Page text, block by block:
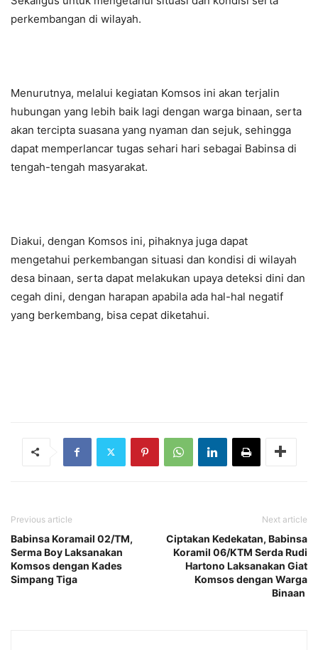
perkembangan di wilayah.
Menurutnya, melalui kegiatan Komsos ini akan terjalin
hubungan yang lebih baik lagi dengan warga binaan, serta
akan tercipta suasana yang nyaman dan sejuk, sehingga
dapat memperlancar tugas sehari hari sebagai Babinsa di
tengah-tengah masyarakat.
Diakui, dengan Komsos ini, pihaknya juga dapat
mengetahui perkembangan situasi dan kondisi di wilayah
desa binaan, serta dapat melakukan upaya deteksi dini dan
cegah dini, dengan harapan apabila ada hal-hal negatif
yang berkembang, bisa cepat diketahui.
Previous article
Babinsa Koramail 02/TM,
Serma Boy Laksanakan
Komsos dengan Kades
Simpang Tiga
Next article
Ciptakan Kedekatan, Babinsa
Koramil 06/KTM Serda Rudi
Hartono Laksanakan Giat
Komsos dengan Warga
Binaan